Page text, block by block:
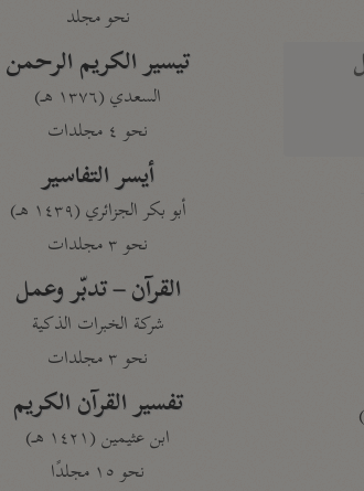
نحو مجلد
تيسير الكريم الرحمن
السعدي (١٣٧٦ هـ)
نحو ٤ مجلدات
أيسر التفاسير
أبو بكر الجزائري (١٤٣٩ هـ)
نحو ٣ مجلدات
القرآن – تدبّر وعمل
شركة الخبرات الذكية
نحو ٣ مجلدات
تفسير القرآن الكريم
ابن عثيمين (١٤٢١ هـ)
نحو ١٥ مجلدًا